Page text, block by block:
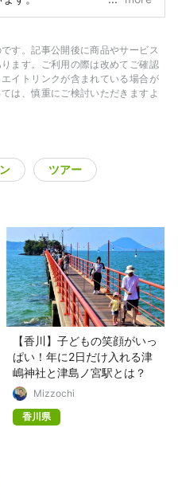
す。記事公開後に商品やサービス
ます。ご利用の際は改めてご確認
イトリンクが含まれている場合が
は、慎重にご検討いただきますよ
ツアー
【香川】子どもの笑顔がいっ
ぱい！年に2日だけ入れる津
嶋神社と津島ノ宮駅とは？
Mizzochi
香川県